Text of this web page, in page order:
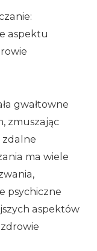
aspektu
gwałtowne
zmuszając
zdalne
ma wiele
psychiczne
aspektów
zdrowie